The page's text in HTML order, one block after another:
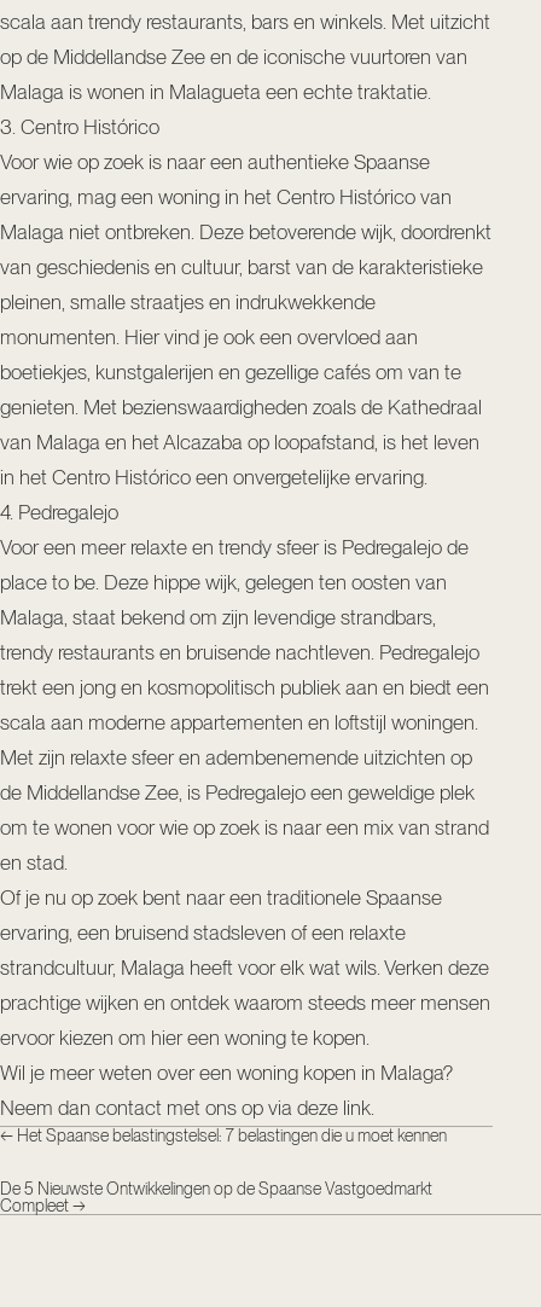
scala aan trendy restaurants, bars en winkels. Met uitzicht
op de Middellandse Zee en de iconische vuurtoren van
Malaga is wonen in Malagueta een echte traktatie.
3. Centro Histórico
Voor wie op zoek is naar een authentieke Spaanse
ervaring, mag een woning in het Centro Histórico van
Malaga niet ontbreken. Deze betoverende wijk, doordrenkt
van geschiedenis en cultuur, barst van de karakteristieke
pleinen, smalle straatjes en indrukwekkende
monumenten. Hier vind je ook een overvloed aan
boetiekjes, kunstgalerijen en gezellige cafés om van te
genieten. Met bezienswaardigheden zoals de Kathedraal
van Malaga en het Alcazaba op loopafstand, is het leven
in het Centro Histórico een onvergetelijke ervaring.
4. Pedregalejo
Voor een meer relaxte en trendy sfeer is Pedregalejo de
place to be. Deze hippe wijk, gelegen ten oosten van
Malaga, staat bekend om zijn levendige strandbars,
trendy restaurants en bruisende nachtleven. Pedregalejo
trekt een jong en kosmopolitisch publiek aan en biedt een
scala aan moderne appartementen en loftstijl woningen.
Met zijn relaxte sfeer en adembenemende uitzichten op
de Middellandse Zee, is Pedregalejo een geweldige plek
om te wonen voor wie op zoek is naar een mix van strand
en stad.
Of je nu op zoek bent naar een traditionele Spaanse
ervaring, een bruisend stadsleven of een relaxte
strandcultuur, Malaga heeft voor elk wat wils. Verken deze
prachtige wijken en ontdek waarom steeds meer mensen
ervoor kiezen om hier een woning te kopen.
Wil je meer weten over een woning kopen in Malaga?
Neem dan contact met ons op via deze link.
← Het Spaanse belastingstelsel: 7 belastingen die u moet kennen
De 5 Nieuwste Ontwikkelingen op de Spaanse Vastgoedmarkt
Compleet→